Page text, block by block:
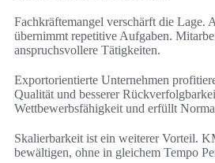
Fachkräftemangel verschärft die Lage.
übernimmt repetitive Aufgaben.
anspruchsvollere Tätigkeiten.
Exportorientierte Unternehmen
Qualität und besserer
Wettbewerbsfähigkeit und erfüllt
Skalierbarkeit ist ein weiterer Vorteil.
bewältigen, ohne in gleichem Tempo